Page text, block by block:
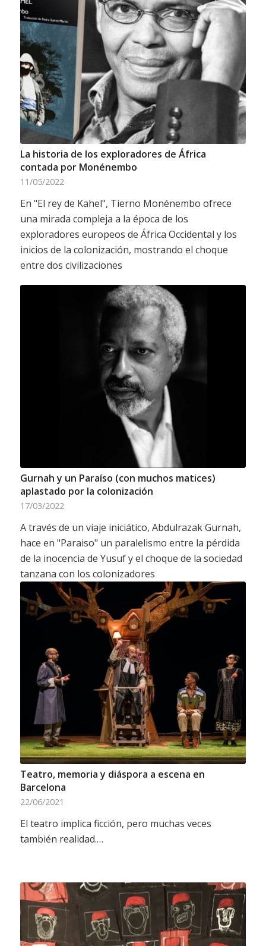
La historia de los exploradores de África
contada por Monénembo
11/05/2022
En "El rey de Kahel", Tierno Monénembo ofrece
una mirada compleja a la época de los
exploradores europeos de África Occidental y los
inicios de la colonización, mostrando el choque
entre dos civilizaciones
Gurnah y un Paraíso (con muchos matices)
aplastado por la colonización
17/03/2022
A través de un viaje iniciático, Abdulrazak Gurnah,
hace en "Paraiso" un paralelismo entre la pérdida
de la inocencia de Yusuf y el choque de la sociedad
tanzana con los colonizadores
Teatro, memoria y diáspora a escena en
Barcelona
22/06/2021
El teatro implica ficción, pero muchas veces
también realidad.…